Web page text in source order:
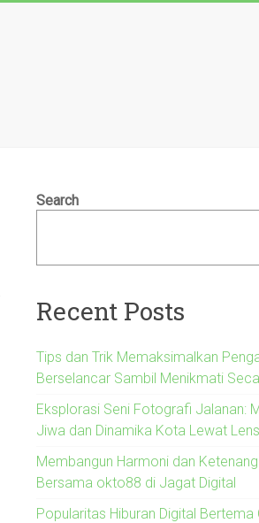
Search
Recent Posts
Tips dan Trik Memaksimalkan
Berselancar Sambil Menikmati
Eksplorasi Seni Fotografi Jalanan:
Jiwa dan Dinamika Kota Lewat
Membangun Harmoni dan
Bersama okto88 di Jagat Digital
Popularitas Hiburan Digital Bertema